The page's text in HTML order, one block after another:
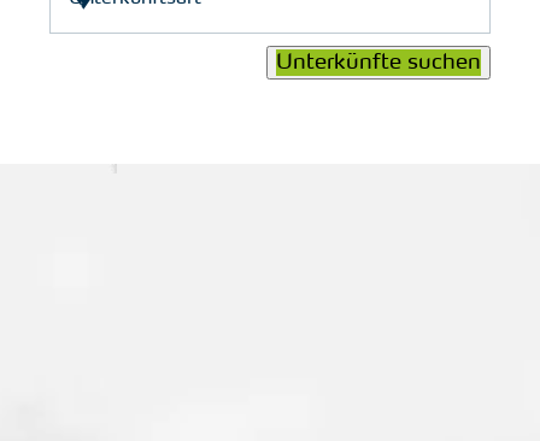
Unterkünfte suchen